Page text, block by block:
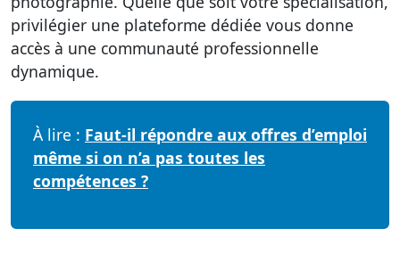
privilégier une plateforme dédiée vous donne
accès à une communauté professionnelle
dynamique.
À lire : Faut-il répondre aux offres d’emploi
même si on n’a pas toutes les
compétences ?